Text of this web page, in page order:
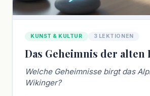
KUNST & KULTUR 3 LEKTIONEN
Das Geheimnis der alten
Welche Geheimnisse birgt das
Wikinger?